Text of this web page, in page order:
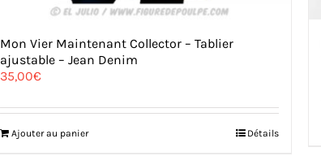
Mon Vier Maintenant Collector – Tablier
ajustable – Jean Denim
35,00€
Ajouter au panier Détails